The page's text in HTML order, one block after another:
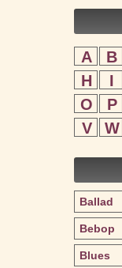
A B
H
I
O
P
V
W
Ballad
Bebop
Blues